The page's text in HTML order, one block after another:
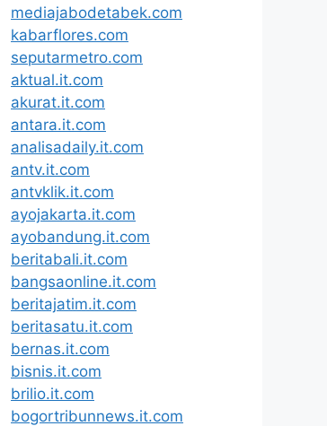
mediajabodetabek.com
kabarflores.com
seputarmetro.com
aktual.it.com
akurat.it.com
antara.it.com
analisadaily.it.com
antv.it.com
antvklik.it.com
ayojakarta.it.com
ayobandung.it.com
beritabali.it.com
bangsaonline.it.com
beritajatim.it.com
beritasatu.it.com
bernas.it.com
bisnis.it.com
brilio.it.com
bogortribunnews.it.com